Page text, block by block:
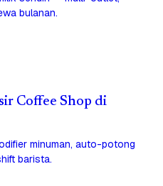
bulanan.
Coffee Shop di
minuman, auto-potong
barista.